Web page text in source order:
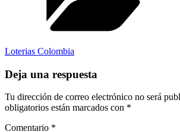
Loterias Colombia
Deja una respuesta
Tu dirección de correo electrónico no será
obligatorios están marcados con *
Comentario *